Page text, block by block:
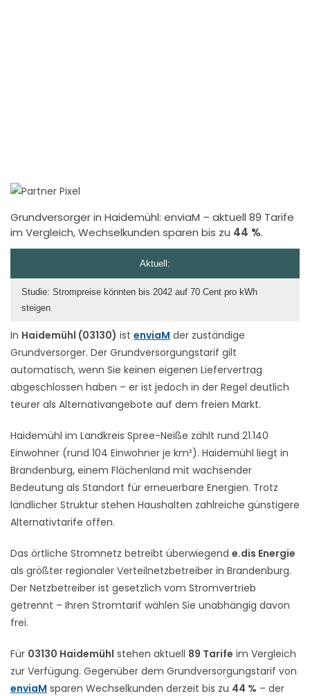
Grundversorger in Haidemühl: enviaM – aktuell 89 Tarife
im Vergleich, Wechselkunden sparen bis zu 44 %.
In Haidemühl (03130) ist enviaM der zuständige
Grundversorger. Der Grundversorgungstarif gilt
automatisch, wenn Sie keinen eigenen Liefervertrag
abgeschlossen haben – er ist jedoch in der Regel deutlich
teurer als Alternativangebote auf dem freien Markt.
Haidemühl im Landkreis Spree-Neiße zählt rund 21.140
Einwohner (rund 104 Einwohner je km²). Haidemühl liegt in
Brandenburg, einem Flächenland mit wachsender
Bedeutung als Standort für erneuerbare Energien. Trotz
ländlicher Struktur stehen Haushalten zahlreiche günstigere
Alternativtarife offen.
Das örtliche Stromnetz betreibt überwiegend e.dis Energie
als größter regionaler Verteilnetzbetreiber in Brandenburg.
Der Netzbetreiber ist gesetzlich vom Stromvertrieb
getrennt – Ihren Stromtarif wählen Sie unabhängig davon
frei.
Für 03130 Haidemühl stehen aktuell 89 Tarife im Vergleich
zur Verfügung. Gegenüber dem Grundversorgungstarif von
enviaM sparen Wechselkunden derzeit bis zu 44 % – der
Aktuell:
Studie: Strompreise könnten bis 2042 auf 70 Cent pro kWh
steigen